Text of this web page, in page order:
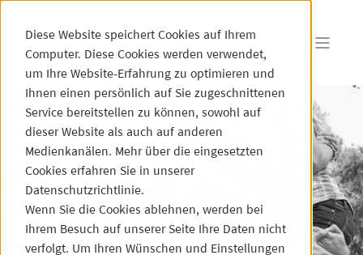
Diese Website speichert Cookies auf Ihrem
Computer. Diese Cookies werden verwendet,
um Ihre Website-Erfahrung zu optimieren und
Ihnen einen persönlich auf Sie zugeschnittenen
Service bereitstellen zu können, sowohl auf
dieser Website als auch auf anderen
Medienkanälen. Mehr über die eingesetzten
Cookies erfahren Sie in unserer
Datenschutzrichtlinie.
Wenn Sie die Cookies ablehnen, werden bei
Ihrem Besuch auf unserer Seite Ihre Daten nicht
verfolgt. Um Ihren Wünschen und Einstellungen